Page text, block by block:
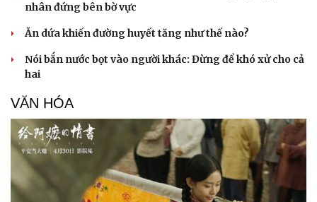
nhân đứng bên bờ vực
Ăn dứa khiến đường huyết tăng như thế nào?
Nói bắn nước bọt vào người khác: Đừng để khó xử cho cả
hai
VĂN HÓA